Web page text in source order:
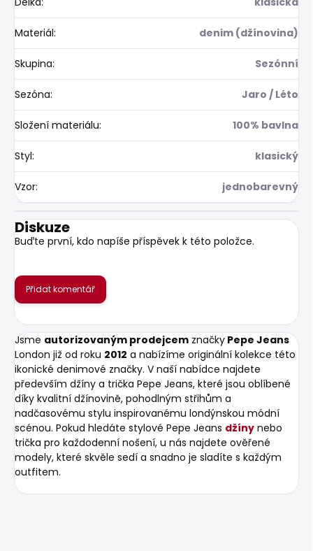
Materiál: denim (džínovina)
Skupina: Sezónní
Sezóna: Jaro / Léto
Složení materiálu: 100% bavlna
Styl: klasický
Vzor: jednobarevný
Diskuze
Buďte první, kdo napíše příspěvek k této položce.
Přidat komentář
Jsme autorizovaným prodejcem značky Pepe Jeans
London již od roku 2012 a nabízíme originální kolekce této
ikonické denimové značky. V naší nabídce najdete
především džíny a trička Pepe Jeans, které jsou oblíbené
díky kvalitní džínovině, pohodlným střihům a
nadčasovému stylu inspirovanému londýnskou módní
scénou. Pokud hledáte stylové Pepe Jeans džíny nebo
trička pro každodenní nošení, u nás najdete ověřené
modely, které skvěle sedí a snadno je sladíte s každým
outfitem.